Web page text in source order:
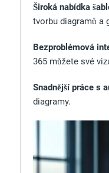
Široká nabídka
tvorbu diagramů a
Bezproblémová
365 můžete své
Snadnější práce s
diagramy.